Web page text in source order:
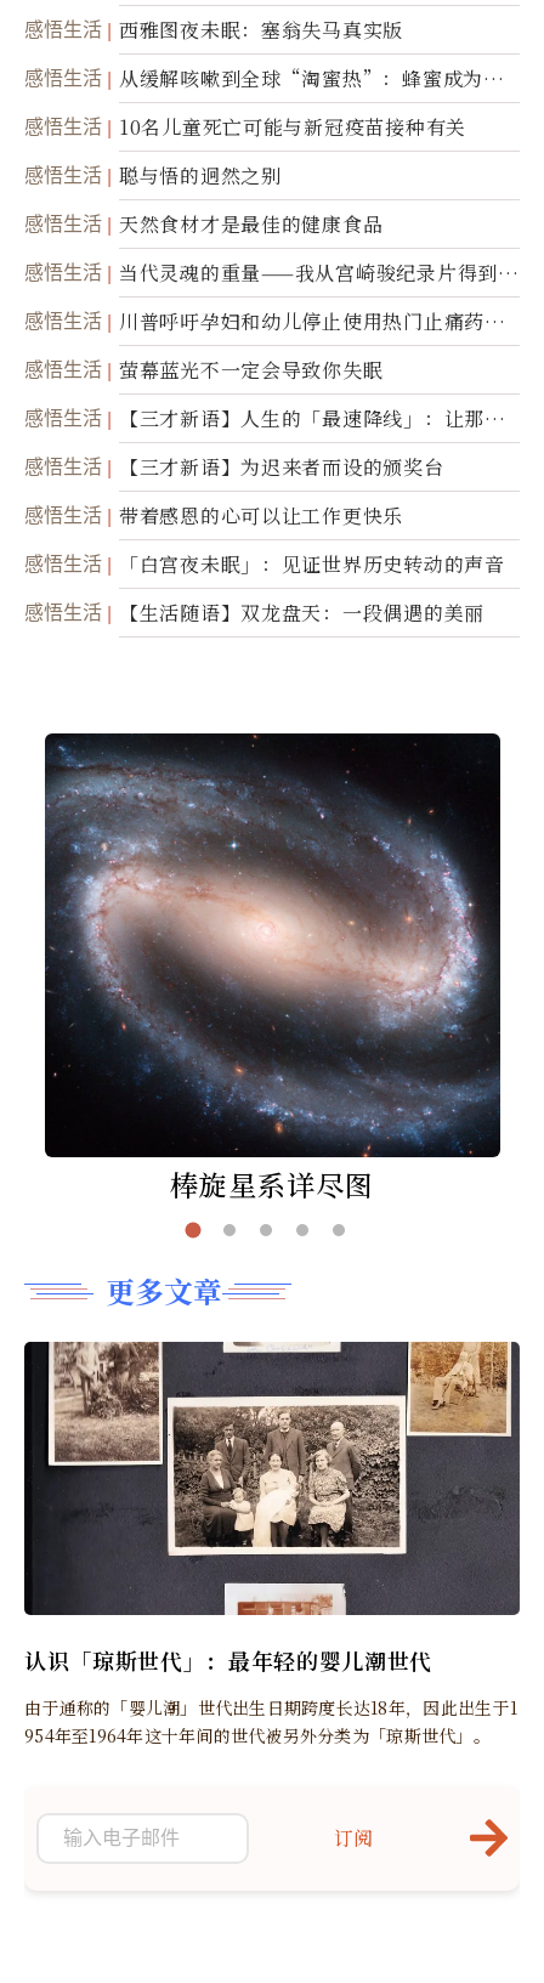
撼
感悟生活 西雅图夜未眠：塞翁失马真实版
感悟生活
从缓解咳嗽到全球“淘蜜热”：蜂蜜成为健
康产业前沿商品
感悟生活 10名儿童死亡可能与新冠疫苗接种有关
感悟生活 聪与悟的迥然之别
感悟生活 天然食材才是最佳的健康食品
感悟生活
当代灵魂的重量——我从宫崎骏纪录片得到的
省思
感悟生活
川普呼吁孕妇和幼儿停止使用热门止痛药泰
诺
感悟生活 萤幕蓝光不一定会导致你失眠
感悟生活
【三才新语】人生的「最速降线」：让那道
光，带你滑向自己
感悟生活 【三才新语】为迟来者而设的颁奖台
感悟生活 带着感恩的心可以让工作更快乐
感悟生活 「白宫夜未眠」：见证世界历史转动的声音
感悟生活 【生活随语】双龙盘天：一段偶遇的美丽
棒旋星系详尽图
更多文章
认识「琼斯世代」：最年轻的婴儿潮世代
由于通称的「婴儿潮」世代出生日期跨度长达18年，因此出生于1
954年至1964年这十年间的世代被另外分类为「琼斯世代」。
订阅